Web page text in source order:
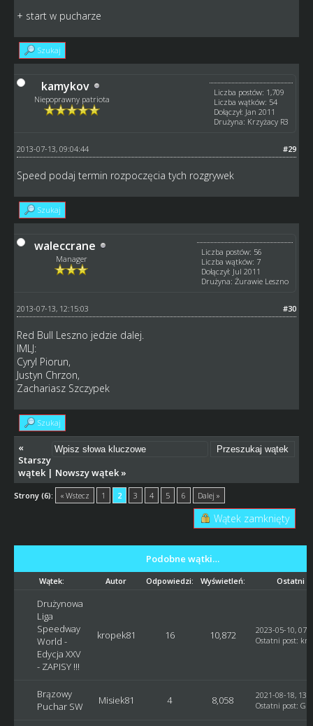
+ start w pucharze
Szukaj
kamykov
Niepoprawny patriota
Liczba postów: 1,709
Liczba wątków: 54
Dołączył: Jan 2011
Drużyna: Krzyżacy R3
#29
2013-07-13, 09:04:44
Speed podaj termin rozpoczęcia tych rozgrywek
Szukaj
waleccrane
Manager
Liczba postów: 56
Liczba wątków: 7
Dołączył: Jul 2011
Drużyna: Żurawie Leszno
#30
2013-07-13, 12:15:03
Red Bull Leszno jedzie dalej.
IMLJ:
Cyryl Piorun,
Justyn Chrzon,
Zachariasz Szczypek
Szukaj
«
Starszy
wątek| Nowszy wątek»
Strony (6): « Wstecz 1 2 3 4 5 6 Dalej »
Wątek zamknięty
Podobne wątki…
Wątek: Autor Odpowiedzi: Wyświetleń: Ostatni
Drużynowa
Liga
Speedway
World -
Edycja XXV
- ZAPISY !!!
kropek81 16 10,872
2023-05-10,
Ostatni post:
Brązowy
Puchar SW
Misiek81 4 8,058
2021-08-18,
Ostatni post: